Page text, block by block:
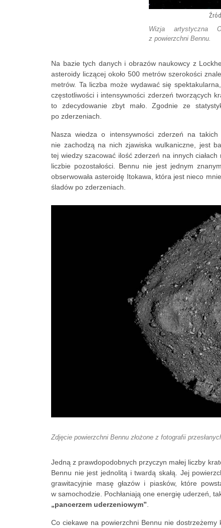
Wizja artystyczna
z powierzchni Bennu.
Na bazie tych danych i obrazów naukowcy z
asteroidy liczącej około 500 metrów szerokości
metrów. Ta liczba może wydawać się
częstotliwości i intensywności zderzeń tworzących
to zdecydowanie zbyt mało. Zgodnie ze
po zderzeniach.
Nasza wiedza o intensywności zderzeń na takich
nie zachodzą na nich zjawiska wulkaniczne, jest
tej wiedzy szacować ilość zderzeń na innych
liczbie pozostałości. Bennu nie jest jednym
obserwowała asteroidę Itokawa, która jest nieco
śladów po zderzeniach.
Zdjęcie powierzchni Bennu złożone z fotografii
Jedną z prawdopodobnych przyczyn małej liczby
Bennu nie jest jednolitą i twardą skałą. Jej
grawitacyjnie masę głazów i piasków, które
w samochodzie. Pochłaniają one energię uderzeń,
„pancerzem uderzeniowym”
Co ciekawe na powierzchni Bennu nie